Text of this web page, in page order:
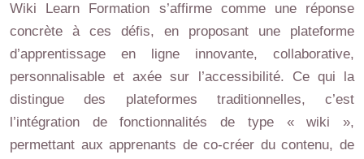
Wiki Learn Formation s’affirme comme une réponse
concrète à ces défis, en proposant une plateforme
d’apprentissage en ligne innovante, collaborative,
personnalisable et axée sur l’accessibilité. Ce qui la
distingue des plateformes traditionnelles, c’est
l’intégration de fonctionnalités de type « wiki »,
permettant aux apprenants de co-créer du contenu, de